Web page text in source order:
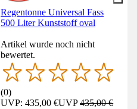
Regentonne Universal Fass
500 Liter Kunststoff oval
Artikel wurde noch nicht
bewertet.
(0)
UVP: 435,00 €UVP435,00 €